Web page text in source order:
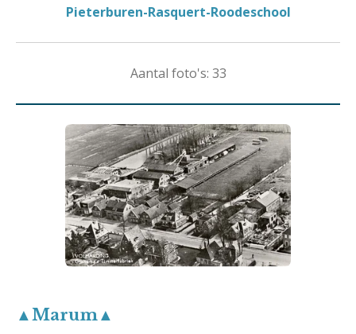
Pieterburen-Rasquert-Roodeschool
Aantal foto's: 33
▲Marum▲